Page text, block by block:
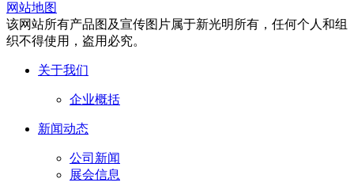
网站地图
该网站所有产品图及宣传图片属于新光明所有，任何个人和组
织不得使用，盗用必究。
关于我们
企业概括
新闻动态
公司新闻
展会信息